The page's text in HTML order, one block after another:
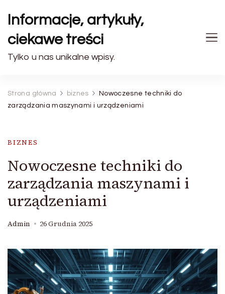
Informacje, artykuły,
ciekawe treści
Tylko u nas unikalne wpisy.
Strona główna biznes
Nowoczesne techniki do
zarządzania maszynami i urządzeniami
BIZNES
Nowoczesne techniki do
zarządzania maszynami i
urządzeniami
Admin 26 Grudnia 2025